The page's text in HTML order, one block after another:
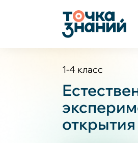
1-4 класс
открытия